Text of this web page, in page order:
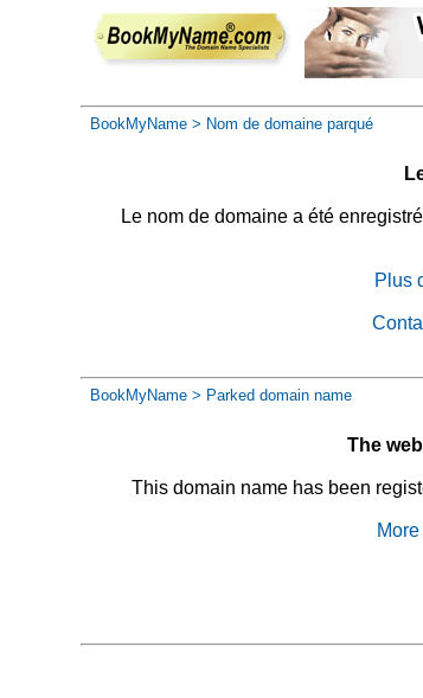
BookMyName > Nom de domaine parqué
Le nom de domaine a été
Plus
BookMyName > Parked domain name
The
This domain name has been